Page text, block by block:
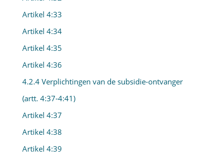
Artikel 4:33
Artikel 4:34
Artikel 4:35
Artikel 4:36
4.2.4 Verplichtingen van de subsidie-ontvanger
(artt. 4:37-4:41)
Artikel 4:37
Artikel 4:38
Artikel 4:39